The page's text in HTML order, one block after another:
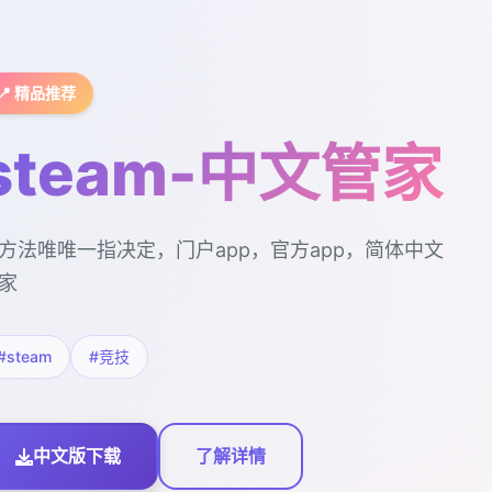
精品推荐
中文管家
法唯唯一指决定，门户app，官方app，简体中文
#竞技
中文版下载 了解详情